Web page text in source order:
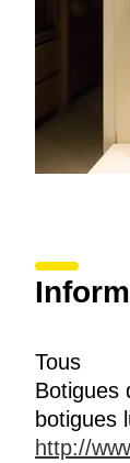
Tous
Botigues
botigues
http://